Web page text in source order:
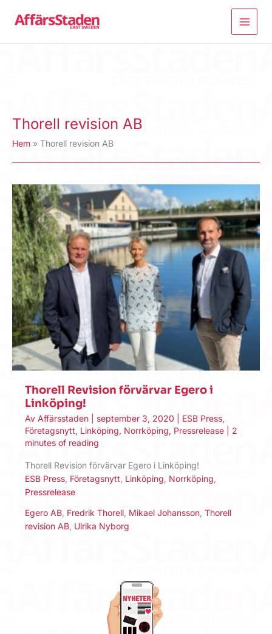
Thorell revision AB
Hem Thorell revision AB
Thorell Revision förvärvar Egero i
Linköping!
Av Affärsstaden september 3, 2020 ESB Press,
Företagsnytt, Linköping, Norrköping, Pressrelease
2
minutes of reading
Thorell Revision förvärvar Egero i Linköping!
ESB Press Företagsnytt Linköping Norrköping
Pressrelease
Egero AB Fredrik Thorell Mikael Johansson Thorell
revision AB Ulrika Nyborg